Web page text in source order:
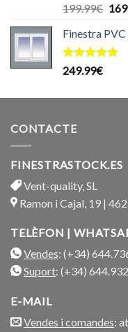
Puntuat
de 5
199.99€ El
era:
Finestra
Puntuat
249.99€
CONTACTE
FINESTRASTOCK.ES
Vent-quality, SL
Ramon i Cajal, 19 |
TELÈFON |
Vendes: (+34)
Suport: (+34)
E-MAIL
Vendes i comandes: